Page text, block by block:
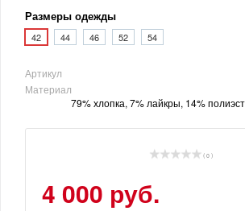
Размеры одежды
42 44 46 52 54
Артикул
Материал
79% хлопка, 7% лайкры, 14%
( 0 )
4 000 руб.